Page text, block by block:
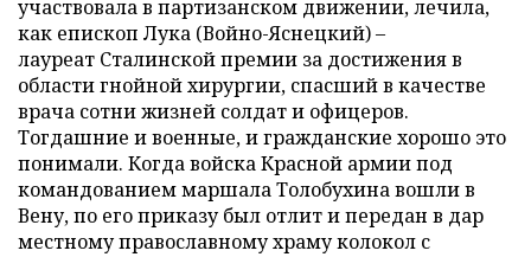
участвовала в партизанском движении, лечила,
как епископ Лука (Войно-Яснецкий) –
лауреат Сталинской премии за достижения в
области гнойной хирургии, спасший в качестве
врача сотни жизней солдат и офицеров.
Тогдашние и военные, и гражданские хорошо это
понимали. Когда войска Красной армии под
командованием маршала Толобухина вошли в
Вену, по его приказу был отлит и передан в дар
местному православному храму колокол с